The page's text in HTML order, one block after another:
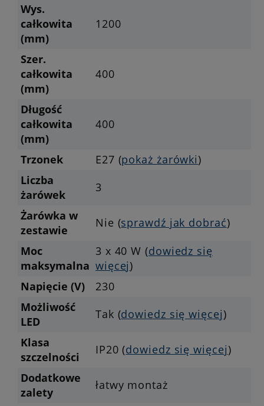
Wys.
całkowita
(mm)
1200
Szer.
całkowita
(mm)
400
Długość
całkowita
(mm)
400
Trzonek E27 (pokaż żarówki)
Liczba
żarówek
3
Żarówka w
zestawie
Nie (sprawdź jak dobrać)
Moc
maksymalna
3 x 40 W (dowiedz się
więcej)
Napięcie (V)
230
Możliwość
LED
Tak (dowiedz się więcej)
Klasa
szczelności
IP20 (dowiedz się więcej)
Dodatkowe
zalety
łatwy montaż